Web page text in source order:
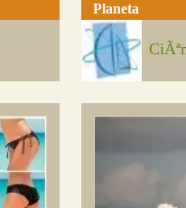
Planeta